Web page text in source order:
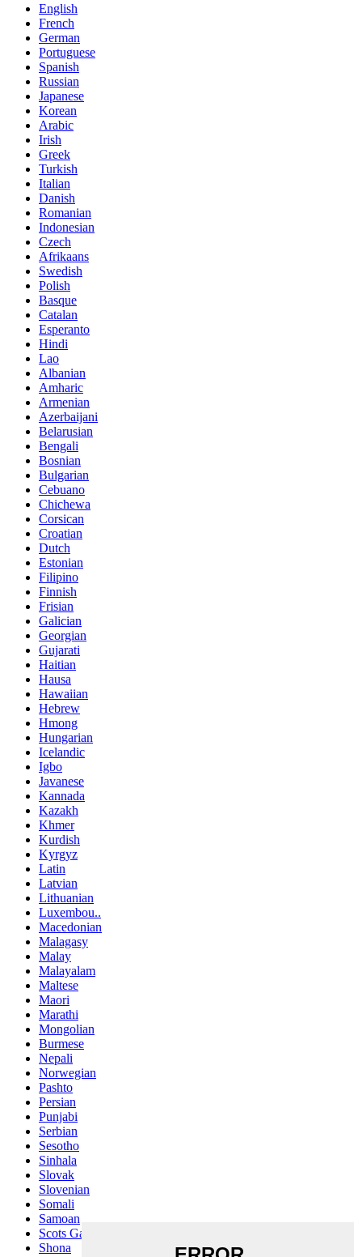
English
French
German
Portuguese
Spanish
Russian
Japanese
Korean
Arabic
Irish
Greek
Turkish
Italian
Danish
Romanian
Indonesian
Czech
Afrikaans
Swedish
Polish
Basque
Catalan
Esperanto
Hindi
Lao
Albanian
Amharic
Armenian
Azerbaijani
Belarusian
Bengali
Bosnian
Bulgarian
Cebuano
Chichewa
Corsican
Croatian
Dutch
Estonian
Filipino
Finnish
Frisian
Galician
Georgian
Gujarati
Haitian
Hausa
Hawaiian
Hebrew
Hmong
Hungarian
Icelandic
Igbo
Javanese
Kannada
Kazakh
Khmer
Kurdish
Kyrgyz
Latin
Latvian
Lithuanian
Luxembou..
Macedonian
Malagasy
Malay
Malayalam
Maltese
Maori
Marathi
Mongolian
Burmese
Nepali
Norwegian
Pashto
Persian
Punjabi
Serbian
Sesotho
Sinhala
Slovak
Slovenian
Somali
Samoan
Scots Gaelic
Shona